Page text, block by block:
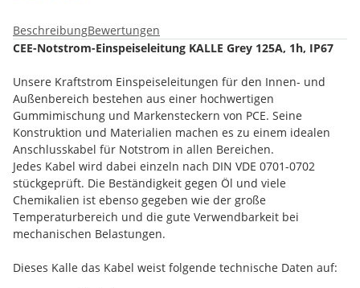
BeschreibungBewertungen
CEE-Notstrom-Einspeiseleitung KALLE Grey 125A, 1h, IP67
Unsere Kraftstrom Einspeiseleitungen für den Innen- und
Außenbereich bestehen aus einer hochwertigen
Gummimischung und Markensteckern von PCE. Seine
Konstruktion und Materialien machen es zu einem idealen
Anschlusskabel für Notstrom in allen Bereichen.
Jedes Kabel wird dabei einzeln nach DIN VDE 0701-0702
stückgeprüft. Die Beständigkeit gegen Öl und viele
Chemikalien ist ebenso gegeben wie der große
Temperaturbereich und die gute Verwendbarkeit bei
mechanischen Belastungen.
Dieses Kalle das Kabel weist folgende technische Daten auf: